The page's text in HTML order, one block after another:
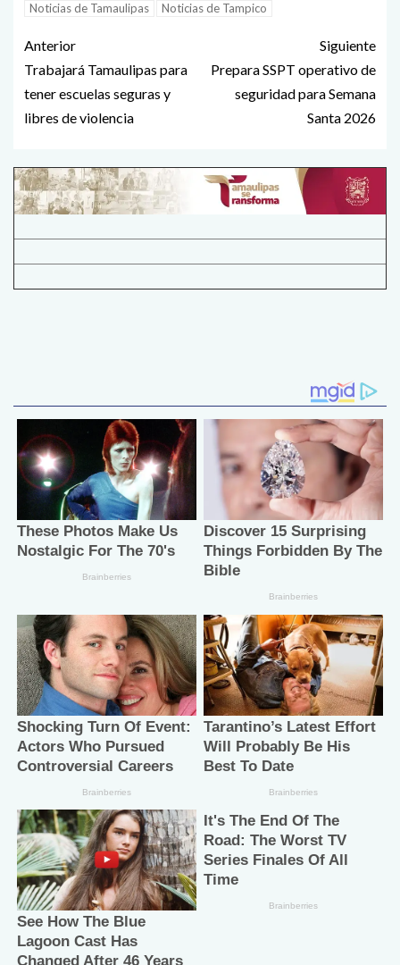
Noticias de Tamaulipas
Noticias de Tampico
Anterior
Trabajará Tamaulipas para
tener escuelas seguras y
libres de violencia
Siguiente
Prepara SSPT operativo de
seguridad para Semana
Santa 2026